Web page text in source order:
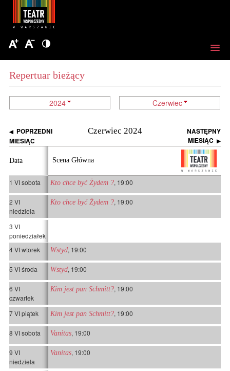
Repertuar bieżący
2024 Czerwiec
◀ POPRZEDNI
MIESIĄC
Czerwiec 2024
NASTĘPNY
MIESIĄC ▶
Data Scena Główna
1 VI sobota Kto chce być Żydem ?, 19:00
2 VI
niedziela
Kto chce być Żydem ?, 19:00
3 VI
poniedziałek
4 VI wtorek
Wstyd, 19:00
5 VI środa Wstyd, 19:00
6 VI
czwartek
Kim jest pan Schmitt?, 19:00
7 VI piątek Kim jest pan Schmitt?, 19:00
8 VI sobota Vanitas, 19:00
9 VI
niedziela
Vanitas, 19:00